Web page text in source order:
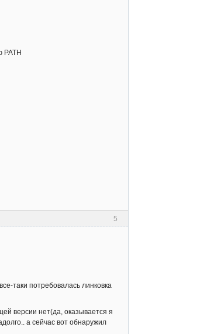
PATH
5
таки потребовалась линковка
версии нет(да, оказывается я
а сейчас вот обнаружил